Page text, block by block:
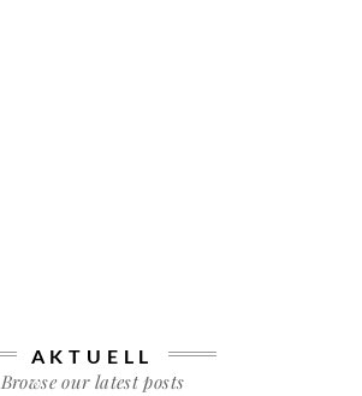
AKTUELL
Browse our latest posts